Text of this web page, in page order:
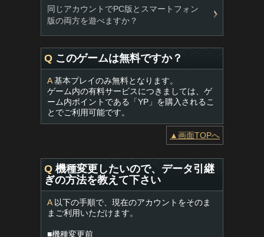
同じアカウントでPC版とスマートフォン
版の両方を遊べますか？
Q このゲームは無料ですか？
A基本プレイのみ無料となります。
ゲーム内の有料サービスにつきましては、ゲ
ーム内ポイントである「YP」を購入されるこ
とでご利用可能です。
▲画面TOPへ
Q 機種変更したいので、データ引継
ぎの方法を教えて下さい
A以下の手順で、現在のアカウントをそのま
まご利用いただけます。
■機種変更前